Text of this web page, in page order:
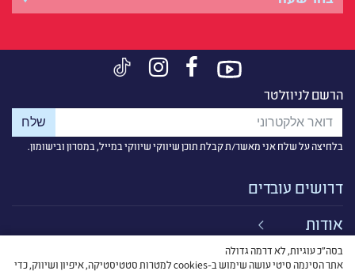
הרשם לניוזלטר
בלחיצה על שלח אני מאשר/ת קבלת תוכן שיווקי שיווקי במייל, במסרון ובישומון.
דרושים עובדים
אודות
קישורים
בסה״כ עוגיות, לא דרמה גדולה
אתר הסינמה סיטי עושה שימוש ב-cookies למטרות סטטיסטיקה, איפיון ושיווק, כדי